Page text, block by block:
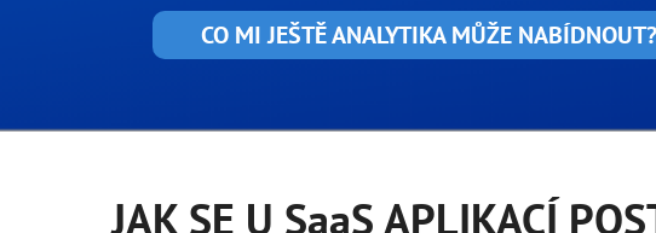
CO MI JEŠTĚ ANALYTIKA MŮŽE NABÍDNOUT?
JAK SE U SaaS APLIKACÍ